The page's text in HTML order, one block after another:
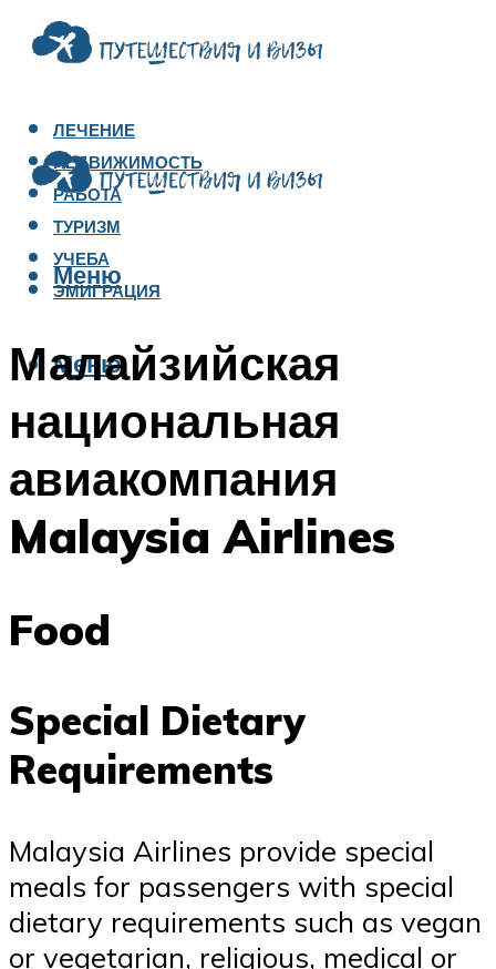
ЛЕЧЕНИЕ
НЕДВИЖИМОСТЬ
РАБОТА
ТУРИЗМ
УЧЕБА
ЭМИГРАЦИЯ
Меню
Меню
Малайзийская
национальная
авиакомпания
Malaysia Airlines
Food
Special Dietary
Requirements
Malaysia Airlines provide special
meals for passengers with special
dietary requirements such as vegan
or vegetarian, religious, medical or